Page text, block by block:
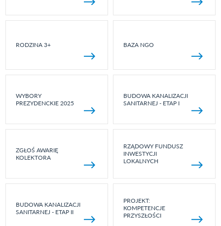
RODZINA 3+ BAZA NGO
WYBORY
PREZYDENCKIE 2025
BUDOWA KANALIZACJI
SANITARNEJ - ETAP I
ZGŁOŚ AWARIĘ
KOLEKTORA
RZĄDOWY FUNDUSZ
INWESTYCJI
LOKALNYCH
BUDOWA KANALIZACJI
SANITARNEJ - ETAP II
PROJEKT:
KOMPETENCJE
PRZYSZŁOŚCI